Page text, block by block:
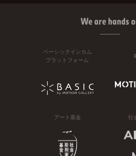
We are hands
ベーシックインカム
プラットフォーム
アート基金 社